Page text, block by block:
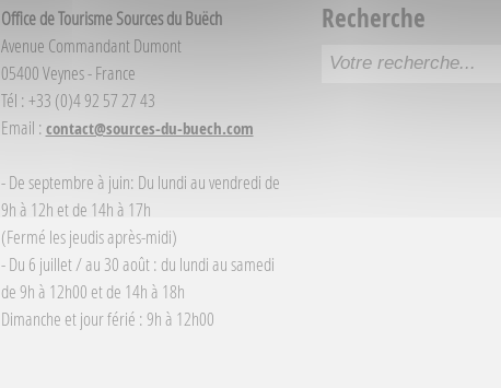
Office de Tourisme Sources du Buëch
Avenue Commandant Dumont
05400 Veynes - France
Tél : +33 (0)4 92 57 27 43
Email :contact@sources-du-buech.com
- De septembre à juin: Du lundi au vendredi de
9h à 12h et de 14h à 17h
(Fermé les jeudis après-midi)
- Du 6 juillet / au 30 août : du lundi au samedi
de 9h à 12h00 et de 14h à 18h
Dimanche et jour férié : 9h à 12h00
Recherche